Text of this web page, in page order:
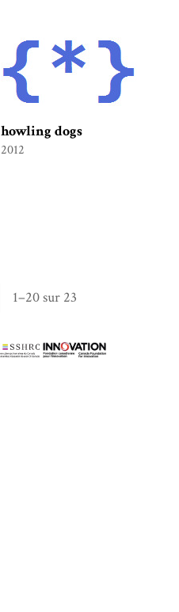
howling dogs
2012
1–20 sur 23